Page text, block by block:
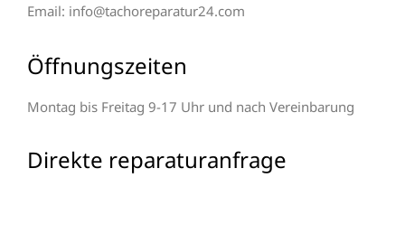
Email: info@tachoreparatur24.com
Öffnungszeiten
Montag bis Freitag 9-17 Uhr und nach Vereinbarung
Direkte reparaturanfrage